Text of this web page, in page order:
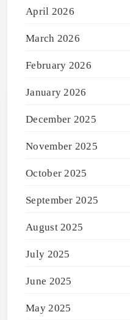
April 2026
March 2026
February 2026
January 2026
December 2025
November 2025
October 2025
September 2025
August 2025
July 2025
June 2025
May 2025